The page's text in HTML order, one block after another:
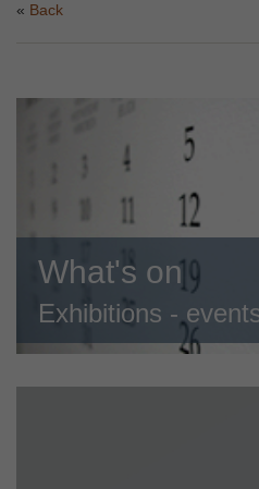
Back
What's on
Exhibitions -